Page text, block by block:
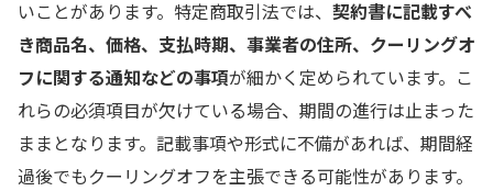
いことがあります。特定商取引法では、 契約書に記載すべ
き商品名、価格、支払時期、事業者の住所、クーリングオ
フに関する通知などの事項が細かく定められています。こ
れらの必須項目が欠けている場合、期間の進行は止まった
ままとなります。記載事項や形式に不備があれば、期間経
過後でもクーリングオフを主張できる可能性があります。